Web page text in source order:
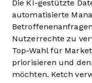
Die KI-gestützte
automatisierte
Nutzerrechte zu
Top-Wahl für
priorisieren und
möchten. Ketch